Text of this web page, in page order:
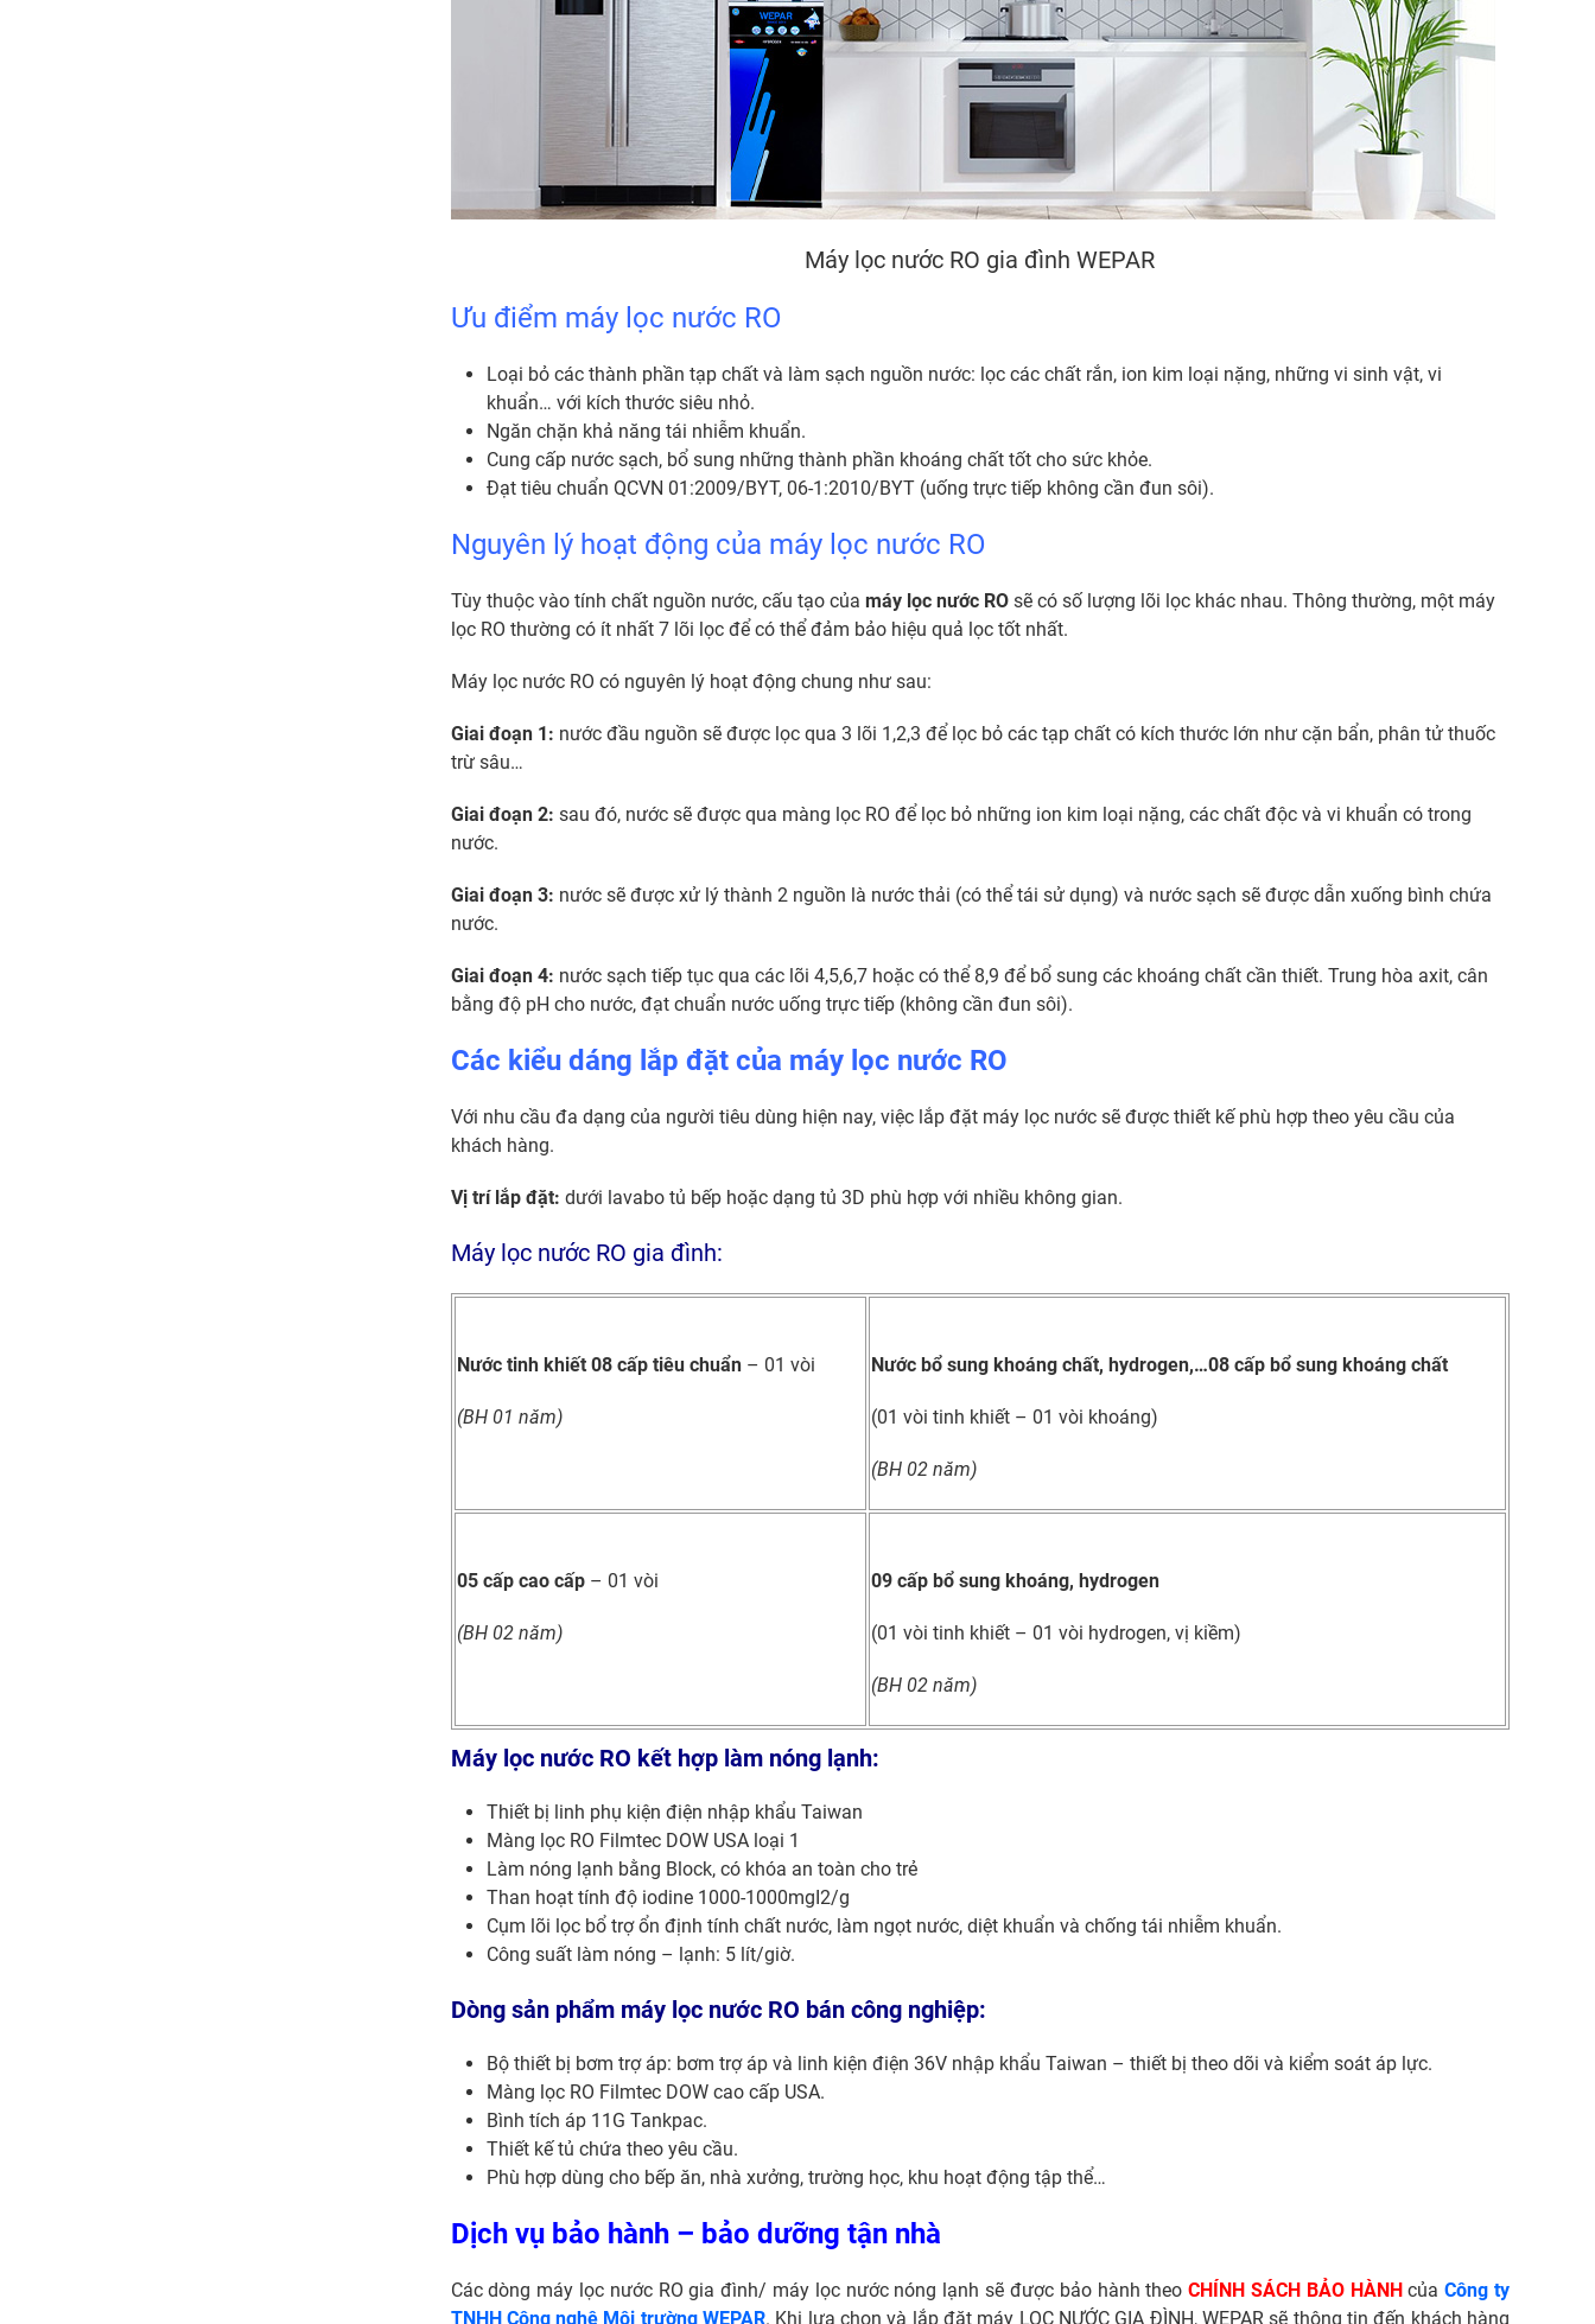
Máy lọc nước RO gia đình WEPAR
Ưu điểm máy lọc nước RO
Loại bỏ các thành phần tạp chất và làm sạch nguồn nước: lọc các chất rắn, ion kim loại nặng, những vi sinh vật, vi
khuẩn… với kích thước siêu nhỏ.
Ngăn chặn khả năng tái nhiễm khuẩn.
Cung cấp nước sạch, bổ sung những thành phần khoáng chất tốt cho sức khỏe.
Đạt tiêu chuẩn QCVN 01:2009/BYT, 06-1:2010/BYT (uống trực tiếp không cần đun sôi).
Nguyên lý hoạt động của máy lọc nước RO
Tùy thuộc vào tính chất nguồn nước, cấu tạo của máy lọc nước ROsẽ có số lượng lõi lọc khác nhau. Thông thường, một máy
lọc RO thường có ít nhất 7 lõi lọc để có thể đảm bảo hiệu quả lọc tốt nhất.
Máy lọc nước RO có nguyên lý hoạt động chung như sau:
Giai đoạn 1: nước đầu nguồn sẽ được lọc qua 3 lõi 1,2,3 để lọc bỏ các tạp chất có kích thước lớn như cặn bẩn, phân tử thuốc
trừ sâu…
Giai đoạn 2: sau đó, nước sẽ được qua màng lọc RO để lọc bỏ những ion kim loại nặng, các chất độc và vi khuẩn có trong
nước.
Giai đoạn 3: nước sẽ được xử lý thành 2 nguồn là nước thải (có thể tái sử dụng) và nước sạch sẽ được dẫn xuống bình chứa
nước.
Giai đoạn 4: nước sạch tiếp tục qua các lõi 4,5,6,7 hoặc có thể 8,9 để bổ sung các khoáng chất cần thiết. Trung hòa axit, cân
bằng độ pH cho nước, đạt chuẩn nước uống trực tiếp (không cần đun sôi).
Các kiểu dáng lắp đặt của máy lọc nước RO
Với nhu cầu đa dạng của người tiêu dùng hiện nay, việc lắp đặt máy lọc nước sẽ được thiết kế phù hợp theo yêu cầu của
khách hàng.
Vị trí lắp đặt: dưới lavabo tủ bếp hoặc dạng tủ 3D phù hợp với nhiều không gian.
Máy lọc nước RO gia đình:
Nước tinh khiết 08 cấp tiêu chuẩn – 01 vòi
(BH 01 năm)
Nước bổ sung khoáng chất, hydrogen,…08 cấp bổ sung khoáng chất
(01 vòi tinh khiết – 01 vòi khoáng)
(BH 02 năm)
05 cấp cao cấp – 01 vòi
(BH 02 năm)
09 cấp bổ sung khoáng, hydrogen
(01 vòi tinh khiết – 01 vòi hydrogen, vị kiềm)
(BH 02 năm)
Máy lọc nước RO kết hợp làm nóng lạnh:
Thiết bị linh phụ kiện điện nhập khẩu Taiwan
Màng lọc RO Filmtec DOW USA loại 1
Làm nóng lạnh bằng Block, có khóa an toàn cho trẻ
Than hoạt tính độ iodine 1000-1000mgI2/g
Cụm lõi lọc bổ trợ ổn định tính chất nước, làm ngọt nước, diệt khuẩn và chống tái nhiễm khuẩn.
Công suất làm nóng – lạnh: 5 lít/giờ.
Dòng sản phẩm máy lọc nước RO bán công nghiệp:
Bộ thiết bị bơm trợ áp: bơm trợ áp và linh kiện điện 36V nhập khẩu Taiwan – thiết bị theo dõi và kiểm soát áp lực.
Màng lọc RO Filmtec DOW cao cấp USA.
Bình tích áp 11G Tankpac.
Thiết kế tủ chứa theo yêu cầu.
Phù hợp dùng cho bếp ăn, nhà xưởng, trường học, khu hoạt động tập thể…
Dịch vụ bảo hành – bảo dưỡng tận nhà
Các dòng máy lọc nước RO gia đình/ máy lọc nước nóng lạnh sẽ được bảo hành theoCHÍNH SÁCH BẢO HÀNHcủaCông ty
TNHH Công nghệ Môi trường WEPAR. Khi lựa chọn và lắp đặt máy LỌC NƯỚC GIA ĐÌNH, WEPAR sẽ thông tin đến khách hàng